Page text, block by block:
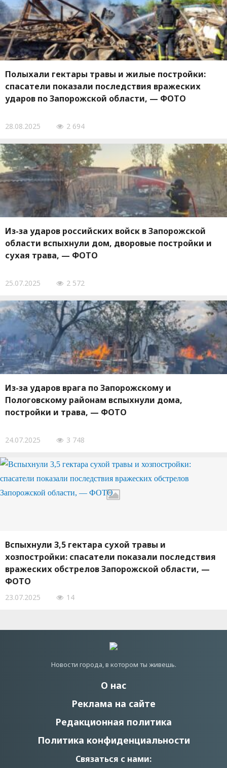
Полыхали гектары травы и жилые постройки:
спасатели показали последствия вражеских
ударов по Запорожской области, — ФОТО
28.08.2025 2 694
Из-за ударов российских войск в Запорожской
области вспыхнули дом, дворовые постройки и
сухая трава, — ФОТО
25.07.2025 2 572
Из-за ударов врага по Запорожскому и
Пологовскому районам вспыхнули дома,
постройки и трава, — ФОТО
24.07.2025 3 748
Вспыхнули 3,5 гектара сухой травы и
хозпостройки: спасатели показали последствия
вражеских обстрелов Запорожской области, —
ФОТО
23.07.2025 14
Новости города, в котором ты живешь.
О нас
Реклама на сайте
Редакционная политика
Политика конфиденциальности
Связаться с нами: